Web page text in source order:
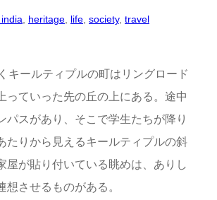
heritage life society, travel
キールティプルの町はリングロード
っていった先の丘の上にある。途中
パスがあり、そこで学生たちが降り
たりから見えるキールティプルの斜
屋が貼り付いている眺めは、ありし
想させるものがある。